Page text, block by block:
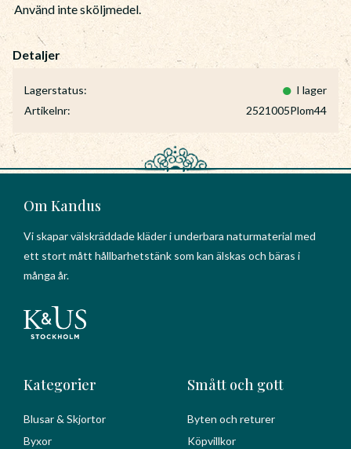
Lagerstatus
I lager
Artikelnr
2521005Plom44
Använd inte sköljmedel.
Om Kandus
Vi skapar välskräddade kläder i underbara naturmaterial med
ett stort mått hållbarhetstänk som kan älskas och bäras i
många år.
Kategorier
Blusar & Skjortor
Byxor
Smått och gott
Byten och returer
Köpvillkor